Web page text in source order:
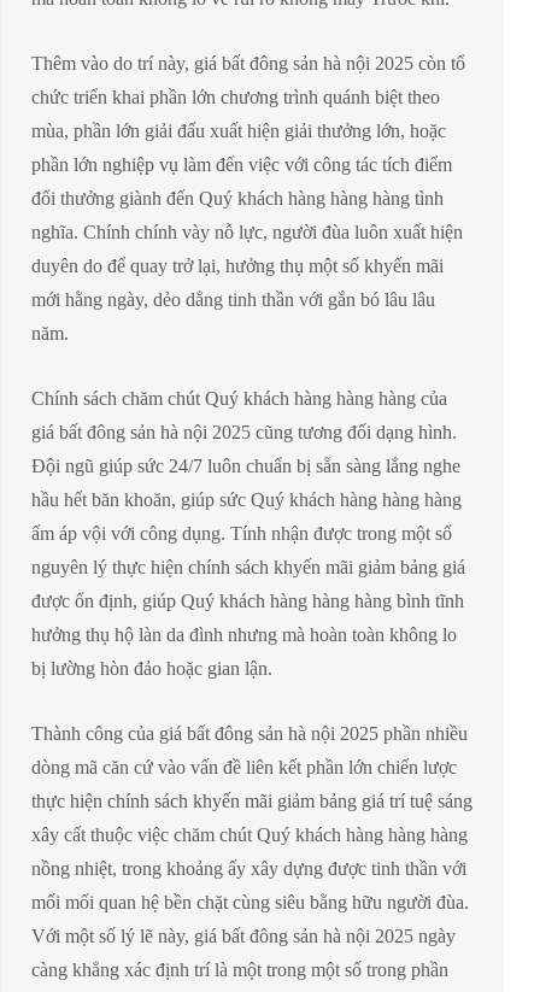
Thêm vào do trí này, giá bất đông sản hà nội 2025 còn tổ
chức triển khai phần lớn chương trình quánh biệt theo
mùa, phần lớn giải đấu xuất hiện giải thưởng lớn, hoặc
phần lớn nghiệp vụ làm đến việc với công tác tích điểm
đổi thưởng giành đến Quý khách hàng hàng hàng tình
nghĩa. Chính chính vày nỗ lực, người đùa luôn xuất hiện
duyên do để quay trở lại, hưởng thụ một số khyến mãi
mới hằng ngày, dẻo dẳng tinh thần với gắn bó lâu lâu
năm.
Chính sách chăm chút Quý khách hàng hàng hàng của
giá bất đông sản hà nội 2025 cũng tương đối dạng hình.
Đội ngũ giúp sức 24/7 luôn chuẩn bị sẵn sàng lắng nghe
hầu hết băn khoăn, giúp sức Quý khách hàng hàng hàng
ấm áp vội với công dụng. Tính nhận được trong một số
nguyên lý thực hiện chính sách khyến mãi giảm bảng giá
được ổn định, giúp Quý khách hàng hàng hàng bình tĩnh
hưởng thụ hộ làn da đình nhưng mà hoàn toàn không lo
bị lường hòn đảo hoặc gian lận.
Thành công của giá bất đông sản hà nội 2025 phần nhiều
dòng mã căn cứ vào vấn đề liên kết phần lớn chiến lược
thực hiện chính sách khyến mãi giảm bảng giá trí tuệ sáng
xây cất thuộc việc chăm chút Quý khách hàng hàng hàng
nồng nhiệt, trong khoảng ấy xây dựng được tinh thần với
mối mối quan hệ bền chặt cùng siêu bằng hữu người đùa.
Với một số lý lẽ này, giá bất đông sản hà nội 2025 ngày
càng khẳng xác định trí là một trong một số trong phần